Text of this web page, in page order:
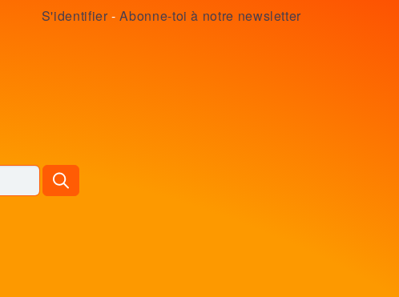
S'identifier -Abonne-toi à notre newsletter